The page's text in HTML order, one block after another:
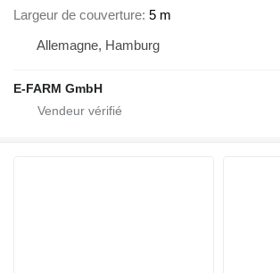
Largeur de couverture 5 m
Allemagne, Hamburg
E-FARM GmbH